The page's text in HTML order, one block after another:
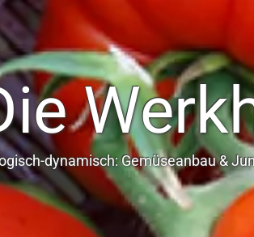
dynamisch: Gemüseanbau &